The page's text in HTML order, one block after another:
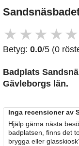
★ ★ ★ ★ ★
Betyg: 0.0/5 (0
Badplats
Gävleborgs län.
Inga recensioner av
Hjälp gärna nästa
badplatsen, finns det
brygga eller